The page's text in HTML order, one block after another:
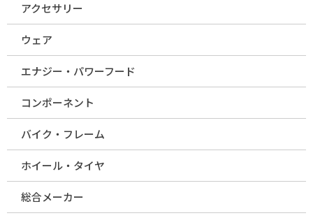
アクセサリー
ウェア
エナジー・パワーフード
コンポーネント
バイク・フレーム
ホイール・タイヤ
総合メーカー